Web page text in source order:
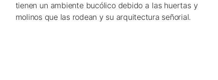
tienen un ambiente bucólico debido a las huertas y
molinos que las rodean y su arquitectura señorial.